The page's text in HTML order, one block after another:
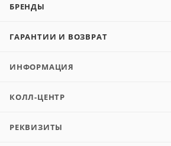
БРЕНДЫ
ГАРАНТИИ И ВОЗВРАТ
ИНФОРМАЦИЯ
КОЛЛ-ЦЕНТР
РЕКВИЗИТЫ